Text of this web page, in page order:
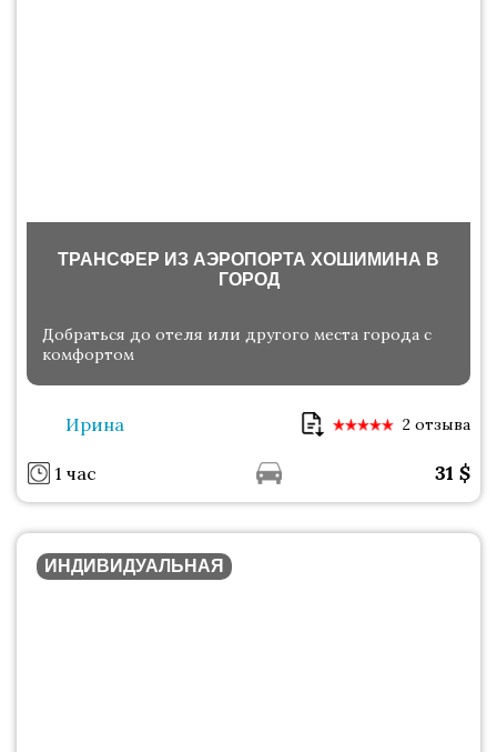
ТРАНСФЕР ИЗ АЭРОПОРТА ХОШИМИНА В
ГОРОД
Добраться до отеля или другого места города с
комфортом
Ирина 2 отзыва
1 час 31 $
ИНДИВИДУАЛЬНАЯ